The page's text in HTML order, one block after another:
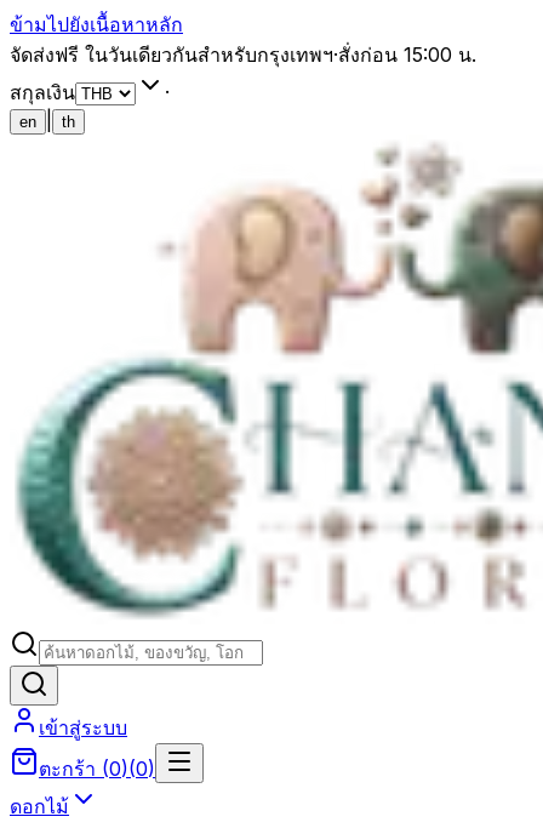
ข้ามไปยังเนื้อหาหลัก
จัดส่งฟรี ในวันเดียวกันสำหรับกรุงเทพฯ·สั่งก่อน 15:00 น.
สกุลเงิน
·
en th
เข้าสู่ระบบ
ตะกร้า (0)(0)
ดอกไม้